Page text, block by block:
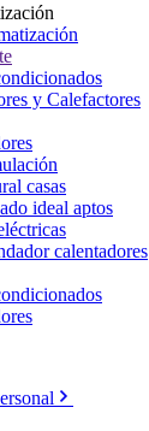
y Calefactores
casas
ideal aptos
calentadores